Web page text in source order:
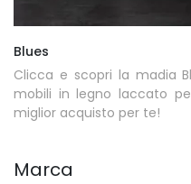
Blues
Clicca e scopri la madia
mobili in legno laccato
miglior acquisto per te!
Marca